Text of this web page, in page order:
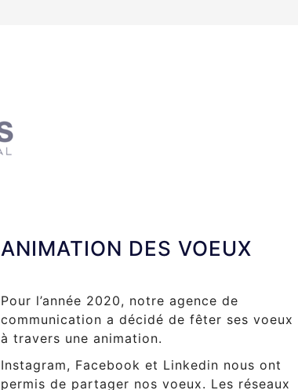
ANIMATION DES VOEUX
Pour l’année 2020, notre agence de
communication a décidé de fêter ses voeux
à travers une animation.
Instagram, Facebook et Linkedin nous ont
permis de partager nos voeux. Les réseaux